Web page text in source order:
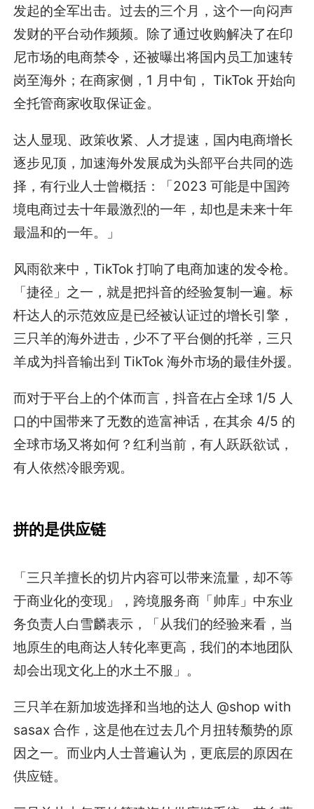
发起的全军出击。过去的三个月，这个一向闷声
发财的平台动作频频。除了通过收购解决了在印
尼市场的电商禁令，还被曝出将国内员工加速转
岗至海外；在商家侧，1 月中旬， TikTok 开始向
全托管商家收取保证金。
达人显现、政策收紧、人才提速，国内电商增长
逐步见顶，加速海外发展成为头部平台共同的选
择，有行业人士曾概括：「2023 可能是中国跨
境电商过去十年最激烈的一年，却也是未来十年
最温和的一年。」
风雨欲来中，TikTok 打响了电商加速的发令枪。
「捷径」之一，就是把抖音的经验复制一遍。标
杆达人的示范效应是已经被认证过的增长引擎，
三只羊的海外进击，少不了平台侧的托举，三只
羊成为抖音输出到 TikTok 海外市场的最佳外援。
而对于平台上的个体而言，抖音在占全球 1/5 人
口的中国带来了无数的造富神话，在其余 4/5 的
全球市场又将如何？红利当前，有人跃跃欲试，
有人依然冷眼旁观。
拼的是供应链
「三只羊擅长的切片内容可以带来流量，却不等
于商业化的变现」，跨境服务商「帅库」中东业
务负责人白雪麟表示，「从我们的经验来看，当
地原生的电商达人转化率更高，我们的本地团队
却会出现文化上的水土不服」。
三只羊在新加坡选择和当地的达人 @shop with
sasax 合作，这是他在过去几个月扭转颓势的原
因之一。而业内人士普遍认为，更底层的原因在
供应链。